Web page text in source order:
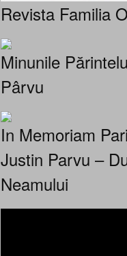
Revista Familia
Minunile
Pârvu
In Memoriam
Justin Parvu –
Neamului